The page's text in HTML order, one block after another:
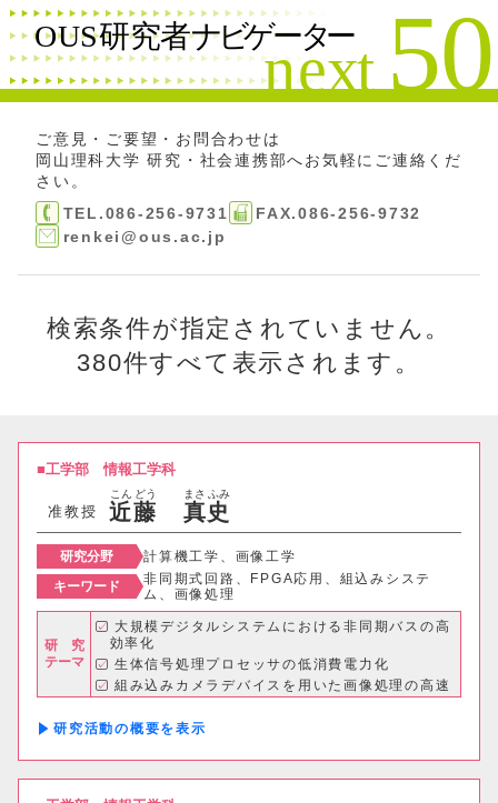
ご意見・ご要望・お問合わせは
岡山理科大学 研究・社会連携部へお気軽にご連絡くだ
さい。
TEL.086-256-9731
FAX.086-256-9732
renkei@ous.ac.jp
検索条件が指定されていません。
380件すべて表示されます。
工学部情報工学科
准教授 近
こん
藤
どう
真
まさ
史
ふみ
研究分野
計算機工学、画像工学
キーワード
非同期式回路、FPGA応用、組込みシステ
ム、画像処理
研 究
テーマ
大規模デジタルシステムにおける非同期バスの高
効率化
生体信号処理プロセッサの低消費電力化
組み込みカメラデバイスを用いた画像処理の高速
化・高精度化
医用画像における管径可視化システムの開発 な
ど
研究活動の概要
絞り込み検索
名前
研究テーマ
キーワード
希望
SDGs
閉じる 検索する